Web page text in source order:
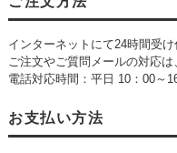
インターネットにて24時間受け
ご注文やご質問メールの対応
電話対応時間：平日 10：00～
お支払い方法